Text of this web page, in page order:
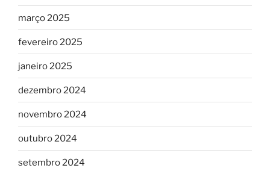
março 2025
fevereiro 2025
janeiro 2025
dezembro 2024
novembro 2024
outubro 2024
setembro 2024